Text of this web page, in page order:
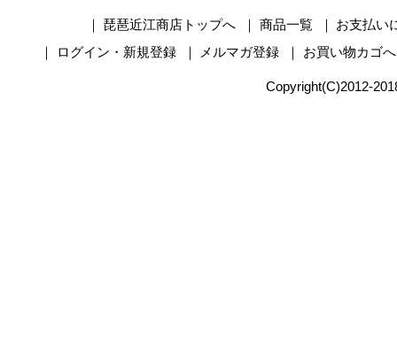
｜ 琵琶近江商店トップへ ｜ 商品一覧 ｜
お支払い
｜
ログイン・新規登録 ｜ メルマガ登録 ｜ お買い物カゴへ
Copyright(C)2012-